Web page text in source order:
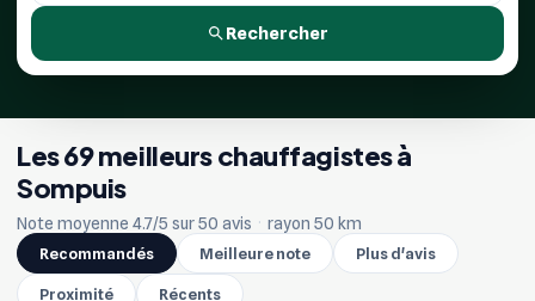
Rechercher
Les 69 meilleurs chauffagistes à
Sompuis
Note moyenne 4.7/5 sur 50 avis · rayon 50 km
Recommandés
Meilleure note Plus d'avis
Proximité Récents